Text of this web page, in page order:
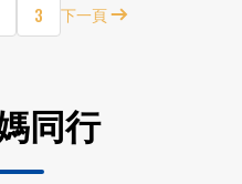
3 下一頁
同行